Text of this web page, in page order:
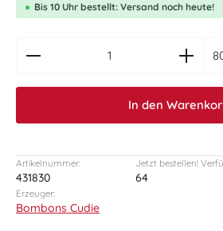
Bis 10 Uhr bestellt: Versand noch heute!
In den
Artikelnummer:
431830
Jetzt bestellen!
64
Erzeuger:
Bombons Cudie